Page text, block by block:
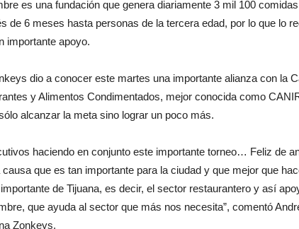
es una fundación que genera diariamente 3 mil 100
de 6 meses hasta personas de la tercera edad, por lo que lo
importante apoyo.
dio a conocer este martes una importante alianza con la
y Alimentos Condimentados, mejor conocida como
alcanzar la meta sino lograr un poco más.
haciendo en conjunto este importante torneo… Feliz de
que es tan importante para la ciudad y que mejor que
de Tijuana, es decir, el sector restaurantero y así
que ayuda al sector que más nos necesita”, comentó
Zonkeys.